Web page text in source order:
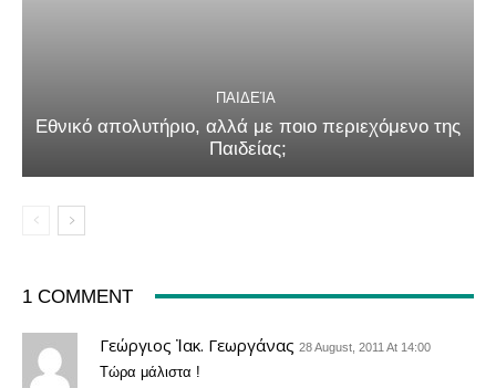
ΠΑΙΔΕΊΑ
Εθνικό απολυτήριο, αλλά με ποιο περιεχόμενο της
Παιδείας;
1 COMMENT
Γεώργιος Ἰακ. Γεωργάνας 28 August, 2011 At 14:00
Τώρα μάλιστα !